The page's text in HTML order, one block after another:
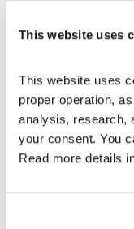
This website uses
This website uses
proper operation,
analysis, research,
your consent. You
Read more details
כוחות לשעתיים של